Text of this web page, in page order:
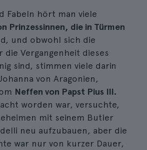
Fabeln hört man viele
Prinzessinnen, die in Türmen
und obwohl sich die
die Vergangenheit dieses
sind, stimmen viele darin
von Aragonien,
Neffen von Papst Pius III.
worden war, versuchte,
mit seinem Butler
neu aufzubauen, aber die
war nur von kurzer Dauer,